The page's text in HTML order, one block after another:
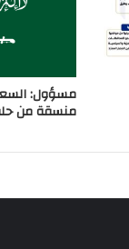
مسؤول:
منسقة من